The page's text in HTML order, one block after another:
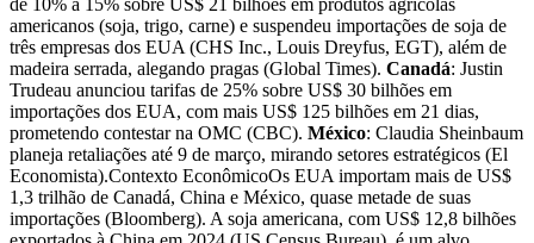
americanos (soja, trigo, carne) e suspendeu importações de soja de
três empresas dos EUA (CHS Inc., Louis Dreyfus, EGT), além de
madeira serrada, alegando pragas (Global Times). Canadá: Justin
Trudeau anunciou tarifas de 25% sobre US$ 30 bilhões em
importações dos EUA, com mais US$ 125 bilhões em 21 dias,
prometendo contestar na OMC (CBC). México: Claudia Sheinbaum
planeja retaliações até 9 de março, mirando setores estratégicos (El
Economista).Contexto EconômicoOs EUA importam mais de US$
1,3 trilhão de Canadá, China e México, quase metade de suas
importações (Bloomberg). A soja americana, com US$ 12,8 bilhões